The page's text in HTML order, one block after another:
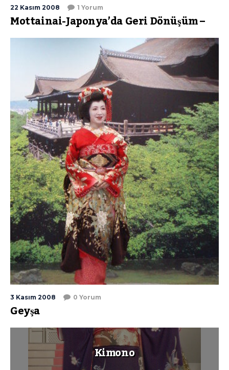
22 Kasım 2008 1 Yorum
Mottainai-Japonya’da Geri Dönüşüm –
3 Kasım 2008 0 Yorum
Geyşa
Kimono